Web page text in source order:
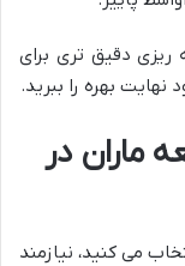
ریزی دقیق تری برای
نهایت بهره را ببرید.
ماران در
می کنید، نیازمند